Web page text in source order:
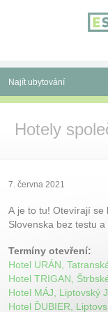
Najít ubytování
Před cestou
Atrakce
O nás
Hotely
7. června 2021
A je to tu! Otevírají se
Slovenska bez testu a
Termíny otevření:
Hotel URÁN,
Hotel TRIGAN,
Hotel MÁJ, Liptovský
Hotel ĎUBIER,